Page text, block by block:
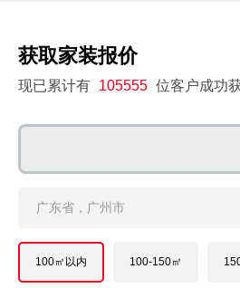
获取家装报价
现已累计有 105555 位客户成功
广东省，广州市
100㎡以内 100-150㎡